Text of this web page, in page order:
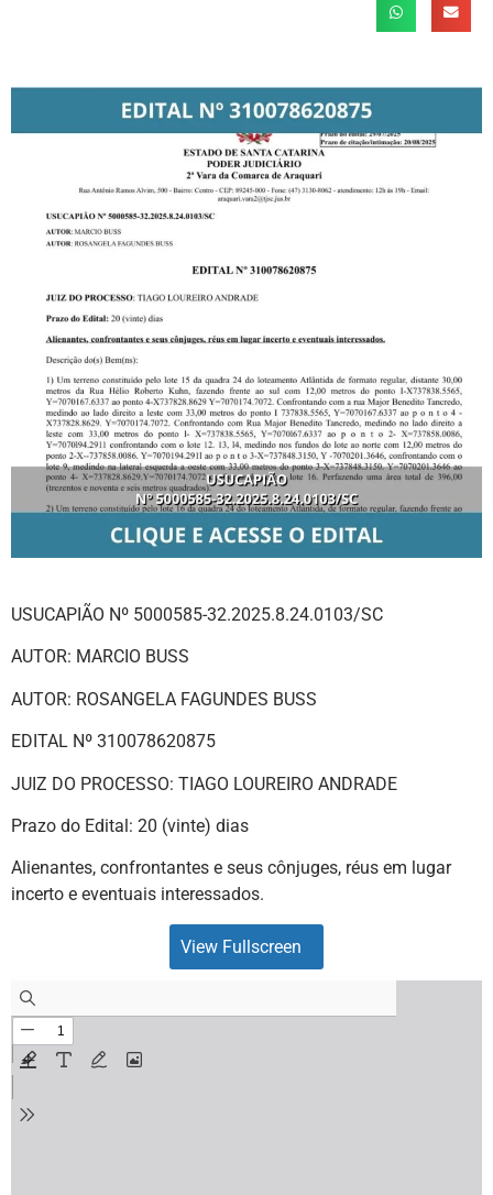
USUCAPIÃO Nº 5000585-32.2025.8.24.0103/SC
AUTOR: MARCIO BUSS
AUTOR: ROSANGELA FAGUNDES BUSS
EDITAL Nº 310078620875
JUIZ DO PROCESSO: TIAGO LOUREIRO ANDRADE
Prazo do Edital: 20 (vinte) dias
Alienantes, confrontantes e seus cônjuges, réus em lugar
incerto e eventuais interessados.
View Fullscreen